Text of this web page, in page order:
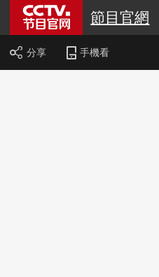
節目官網
分享 手機看